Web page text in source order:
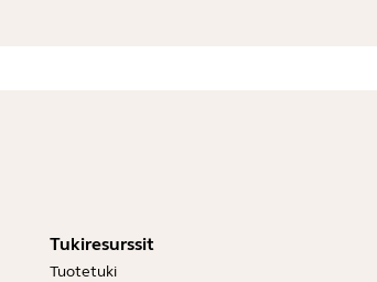
Tukiresurssit
Tuotetuki